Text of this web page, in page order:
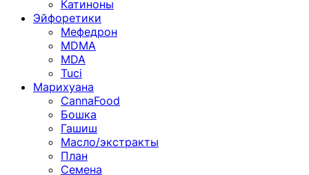
Катиноны
Эйфоретики
Мефедрон
MDMA
MDA
Tuci
Марихуана
CannaFood
Бошка
Гашиш
Масло/экстракты
План
Семена